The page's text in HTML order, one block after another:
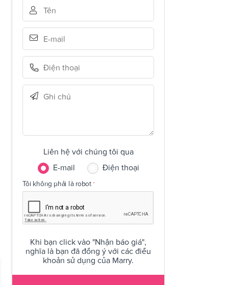
Liên hệ với chúng tôi qua
E-mail
Điện thoại
Tôi không phải là robot
Khi bạn click vào "Nhận báo giá",
nghĩa là bạn đã đồng ý với các điều
khoản sử dụng của Marry.